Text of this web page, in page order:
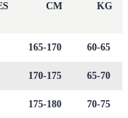
CM
KG
165-170 60-65
170-175 65-70
175-180 70-75